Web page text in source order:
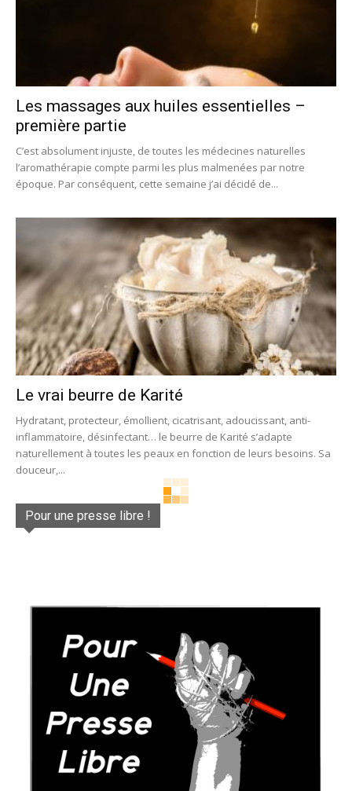
Les massages aux huiles essentielles –
première partie
C’est absolument injuste, de toutes les médecines naturelles
l’aromathérapie compte parmi les plus malmenées par notre
époque. Par conséquent, cette semaine j’ai décidé de...
Le vrai beurre de Karité
Hydratant, protecteur, émollient, cicatrisant, adoucissant, anti-
inflammatoire, désinfectant… le beurre de Karité s’adapte
naturellement à toutes les peaux en fonction de leurs besoins. Sa
douceur,...
Pour une presse libre !